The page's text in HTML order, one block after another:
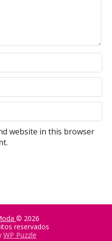
website in this browser
© 2026
reservados
WP Puzzle